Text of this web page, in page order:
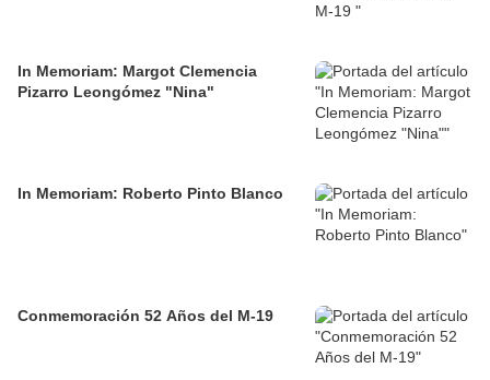
In Memoriam: Margot Clemencia
Pizarro Leongómez "Nina"
In Memoriam: Roberto Pinto Blanco
Conmemoración 52 Años del M-19